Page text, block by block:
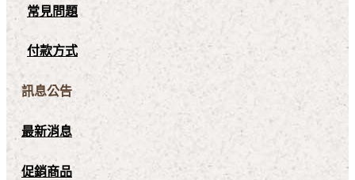
常見問題
付款方式
訊息公告
最新消息
促銷商品